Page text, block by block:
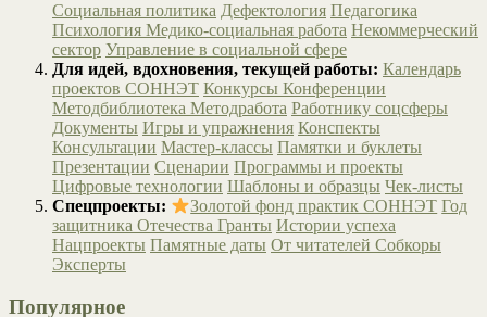
Социальная политика Дефектология Педагогика
Психология Медико-социальная работа Некоммерческий
сектор Управление в социальной сфере
Для идей, вдохновения, текущей работы: Календарь
проектов СОННЭТ Конкурсы Конференции
Методбиблиотека Методработа Работнику соцсферы
Документы Игры и упражнения Конспекты
Консультации Мастер-классы Памятки и буклеты
Презентации Сценарии Программы и проекты
Цифровые технологии Шаблоны и образцы Чек-листы
Спецпроекты:
Золотой фонд практик СОННЭТ Год
защитника Отечества Гранты Истории успеха
Нацпроекты Памятные даты От читателей Собкоры
Эксперты
Популярное